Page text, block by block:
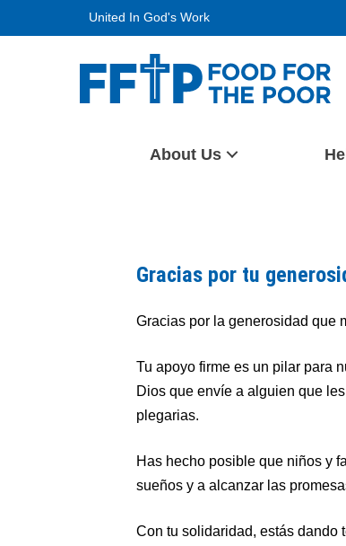
United In God's Work
About Us
Gracias por tu
Gracias por la generosidad que
Tu apoyo firme es un pilar para
Dios que envíe a alguien que
plegarias.
Has hecho posible que niños y
sueños y a alcanzar las
Con tu solidaridad, estás dando